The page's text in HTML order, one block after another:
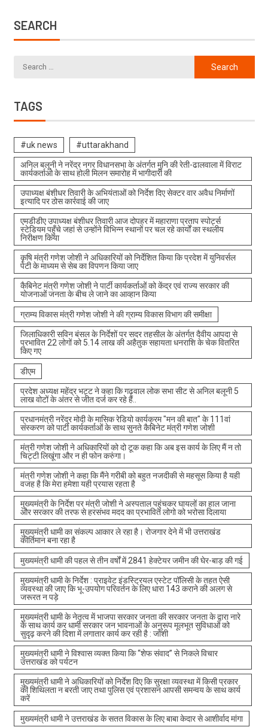
SEARCH
TAGS
#uk news #uttarakhand
अनिल बलूनी ने नरेंद्र नगर विधानसभा के अंतर्गत मुनि की रेती-ढालवाला में विराट
कार्यकर्ताओ के साथ होली मिलन समारोह में भागीदारी की
उपाध्यक्ष बंशीधर तिवारी के अभियंताओं को निर्देश दिए सेक्टर वार अवैध निर्माणों
इत्यादि पर ठोस कार्रवाई की जाए
एमडीडीए उपाध्यक्ष बंशीधर तिवारी आज दोपहर में महाराणा प्रताप स्पोर्ट्स
स्टेडियम पहुँचे जहां से उन्होंने विभिन्न स्थानों पर चल रहे कार्यों का स्थलीय
निरीक्षण किया
कृषि मंत्री गणेश जोशी ने अधिकारियों को निर्देशित किया कि प्रदेश में युनिवर्सल
पेटी के माध्यम से सेब का विपणन किया जाए
कैबिनेट मंत्री गणेश जोशी ने पार्टी कार्यकर्ताओं को केंद्र एवं राज्य सरकार की
योजनाओं जनता के बीच ले जाने का आव्हान किया
ग्राम्य विकास मंत्री गणेश जोशी ने की ग्राम्य विकास विभाग की समीक्षा
जिलाधिकारी सविन बंसल के निर्देशों पर सदर तहसील के अंतर्गत दैवीय आपदा से
प्रभावित 22 लोगों को 5.14 लाख की अहैतुक सहायता धनराशि के चेक वितरित
किए गए
डीएम
प्रदेश अध्यक्ष महेंद्र भट्ट ने कहा कि गढ़वाल लोक सभा सीट से अनिल बलूनी 5
लाख वोटों के अंतर से जीत दर्ज कर रहे हैं..
प्रधानमंत्री नरेंद्र मोदी के मासिक रेडियो कार्यक्रम "मन की बात" के 111वां
संस्करण को पार्टी कार्यकर्ताओं के साथ सुनते कैबिनेट मंत्री गणेश जोशी
मंत्री गणेश जोशी ने अधिकारियों को दो टूक कहा कि अब इस कार्य के लिए मैं न तो
चिट्टी लिखूंगा और न ही फोन करुंगा।
मंत्री गणेश जोशी ने कहा कि मैंने गरीबी को बहुत नजदीकी से महसूस किया है यही
वजह है कि मेरा हमेशा यही प्रयास रहता है
मुख्यमंत्री के निर्देश पर मंत्री जोशी ने अस्पताल पहुंचकर घायलों का हाल जाना
और सरकार की तरफ से हरसंभव मदद का प्रभावित लोगो को भरोसा दिलाया
मुख्यमंत्री धामी का संकल्प आकार ले रहा है। रोजगार देने में भी उत्तराखंड
कीर्तिमान बना रहा है
मुख्यमंत्री धामी की पहल से तीन वर्षों में 2841 हेक्टेयर जमीन की घेर-बाड़ की गई
मुख्यमंत्री धामी के निर्देश : प्राइवेट इंडस्ट्रियल एस्टेट पॉलिसी के तहत ऐसी
व्यवस्था की जाए कि भू-उपयोग परिवर्तन के लिए धारा 143 कराने की अलग से
जरूरत न पड़े
मुख्यमंत्री धामी के नेतृत्व में भाजपा सरकार जनता की सरकार जनता के द्वारा नारे
के साथ कार्य कर धामी सरकार जन भावनाओं के अनुरूप मूलभूत सुविधाओं को
सुदृढ़ करने की दिशा में लगातार कार्य कर रही है : जोशी
मुख्यमंत्री धामी ने विश्वास व्यक्त किया कि “शेफ संवाद” से निकले विचार
उत्तराखंड को पर्यटन
मुख्यमंत्री धामी ने अधिकारियों को निर्देश दिए कि सुरक्षा व्यवस्था में किसी प्रकार
की शिथिलता न बरती जाए तथा पुलिस एवं प्रशासन आपसी समन्वय के साथ कार्य
करें
मुख्यमंत्री धामी ने उत्तराखंड के सतत विकास के लिए बाबा केदार से आशीर्वाद मांगा